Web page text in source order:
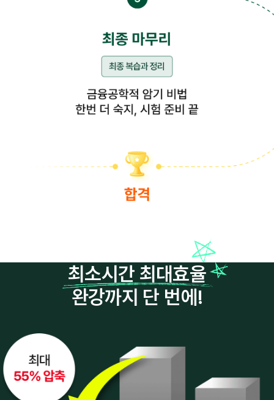
최소시간 최대효율
완강까지 단 번에!